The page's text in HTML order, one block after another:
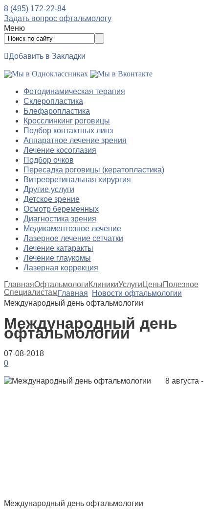
8 (495) 172-22-84
Задать вопрос офтальмологу
Меню
Добавить в Закладки
Фотодинамическая терапия
Склеропластика
Блефаропластика
Кросслинкинг роговицы
Подбор контактных линз
Аппаратное лечение зрения
Лечение косоглазия
Подбор очков
Пересадка роговицы (кератопластика)
Витреоретинальная хирургия
Другие услуги
Детское зрение
Осмотр беременных
Диагностика зрения
Медикаментозное лечение
Лазерное лечение сетчатки
Лечение катаракты
Лечение глаукомы
Лазерная коррекция
ГлавнаяОфтальмологиКлиникиУслуги ЦеныПолезное
СпециалистамГлавная
Новости офтальмологии
Международный день офтальмологии
Международный день
офтальмологии
07-08-2018
0
8 августа -
Международный день офтальмологии